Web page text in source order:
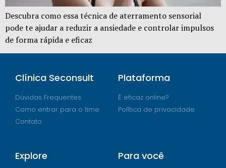
Descubra como essa técnica de aterramento sensorial
pode te ajudar a reduzir a ansiedade e controlar impulsos
de forma rápida e eficaz
Clínica Seconsult
Dúvidas Frequentes
Como entrar para o time
Contato
Plataforma
É eficaz online?
Política de privacidade
Explore Para você